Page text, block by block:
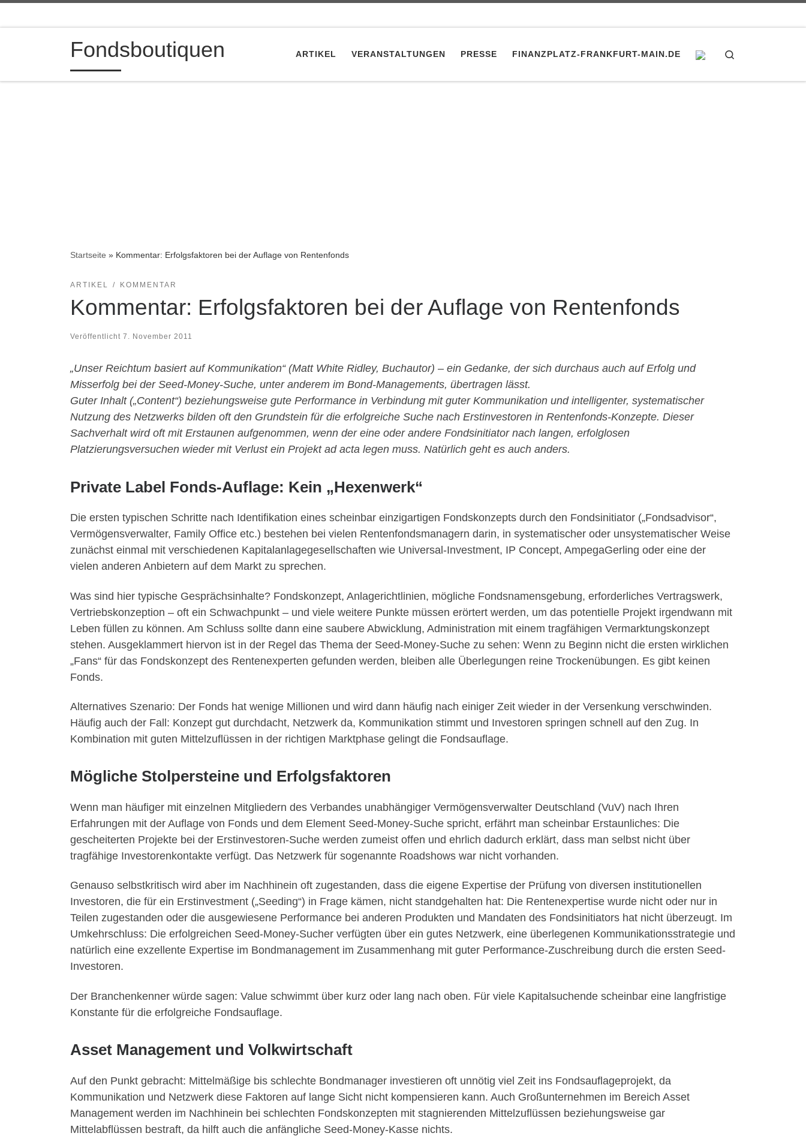
Fondsboutiquen ARTIKEL VERANSTALTUNGEN PRESSE FINANZPLATZ-FRANKFURT-MAIN.DE
Startseite » Kommentar: Erfolgsfaktoren bei der Auflage von Rentenfonds
ARTIKEL KOMMENTAR
Kommentar: Erfolgsfaktoren bei der Auflage von Rentenfonds
Veröffentlicht 7. November 2011
„Unser Reichtum basiert auf Kommunikation“ (Matt White Ridley, Buchautor) – ein Gedanke, der sich durchaus auch auf Erfolg und
Misserfolg bei der Seed-Money-Suche, unter anderem im Bond-Managements, übertragen lässt.
Guter Inhalt („Content“) beziehungsweise gute Performance in Verbindung mit guter Kommunikation und intelligenter, systematischer
Nutzung des Netzwerks bilden oft den Grundstein für die erfolgreiche Suche nach Erstinvestoren in Rentenfonds-Konzepte. Dieser
Sachverhalt wird oft mit Erstaunen aufgenommen, wenn der eine oder andere Fondsinitiator nach langen, erfolglosen
Platzierungsversuchen wieder mit Verlust ein Projekt ad acta legen muss. Natürlich geht es auch anders.
Private Label Fonds-Auflage: Kein „Hexenwerk“
Die ersten typischen Schritte nach Identifikation eines scheinbar einzigartigen Fondskonzepts durch den Fondsinitiator („Fondsadvisor“,
Vermögensverwalter, Family Office etc.) bestehen bei vielen Rentenfondsmanagern darin, in systematischer oder unsystematischer Weise
zunächst einmal mit verschiedenen Kapitalanlagegesellschaften wie Universal-Investment, IP Concept, AmpegaGerling oder eine der
vielen anderen Anbietern auf dem Markt zu sprechen.
Was sind hier typische Gesprächsinhalte? Fondskonzept, Anlagerichtlinien, mögliche Fondsnamensgebung, erforderliches Vertragswerk,
Vertriebskonzeption – oft ein Schwachpunkt – und viele weitere Punkte müssen erörtert werden, um das potentielle Projekt irgendwann mit
Leben füllen zu können. Am Schluss sollte dann eine saubere Abwicklung, Administration mit einem tragfähigen Vermarktungskonzept
stehen. Ausgeklammert hiervon ist in der Regel das Thema der Seed-Money-Suche zu sehen: Wenn zu Beginn nicht die ersten wirklichen
„Fans“ für das Fondskonzept des Rentenexperten gefunden werden, bleiben alle Überlegungen reine Trockenübungen. Es gibt keinen
Fonds.
Alternatives Szenario: Der Fonds hat wenige Millionen und wird dann häufig nach einiger Zeit wieder in der Versenkung verschwinden.
Häufig auch der Fall: Konzept gut durchdacht, Netzwerk da, Kommunikation stimmt und Investoren springen schnell auf den Zug. In
Kombination mit guten Mittelzuflüssen in der richtigen Marktphase gelingt die Fondsauflage.
Mögliche Stolpersteine und Erfolgsfaktoren
Wenn man häufiger mit einzelnen Mitgliedern des Verbandes unabhängiger Vermögensverwalter Deutschland (VuV) nach Ihren
Erfahrungen mit der Auflage von Fonds und dem Element Seed-Money-Suche spricht, erfährt man scheinbar Erstaunliches: Die
gescheiterten Projekte bei der Erstinvestoren-Suche werden zumeist offen und ehrlich dadurch erklärt, dass man selbst nicht über
tragfähige Investorenkontakte verfügt. Das Netzwerk für sogenannte Roadshows war nicht vorhanden.
Genauso selbstkritisch wird aber im Nachhinein oft zugestanden, dass die eigene Expertise der Prüfung von diversen institutionellen
Investoren, die für ein Erstinvestment („Seeding“) in Frage kämen, nicht standgehalten hat: Die Rentenexpertise wurde nicht oder nur in
Teilen zugestanden oder die ausgewiesene Performance bei anderen Produkten und Mandaten des Fondsinitiators hat nicht überzeugt. Im
Umkehrschluss: Die erfolgreichen Seed-Money-Sucher verfügten über ein gutes Netzwerk, eine überlegenen Kommunikationsstrategie und
natürlich eine exzellente Expertise im Bondmanagement im Zusammenhang mit guter Performance-Zuschreibung durch die ersten Seed-
Investoren.
Der Branchenkenner würde sagen: Value schwimmt über kurz oder lang nach oben. Für viele Kapitalsuchende scheinbar eine langfristige
Konstante für die erfolgreiche Fondsauflage.
Asset Management und Volkwirtschaft
Auf den Punkt gebracht: Mittelmäßige bis schlechte Bondmanager investieren oft unnötig viel Zeit ins Fondsauflageprojekt, da
Kommunikation und Netzwerk diese Faktoren auf lange Sicht nicht kompensieren kann. Auch Großunternehmen im Bereich Asset
Management werden im Nachhinein bei schlechten Fondskonzepten mit stagnierenden Mittelzuflüssen beziehungsweise gar
Mittelabflüssen bestraft, da hilft auch die anfängliche Seed-Money-Kasse nichts.